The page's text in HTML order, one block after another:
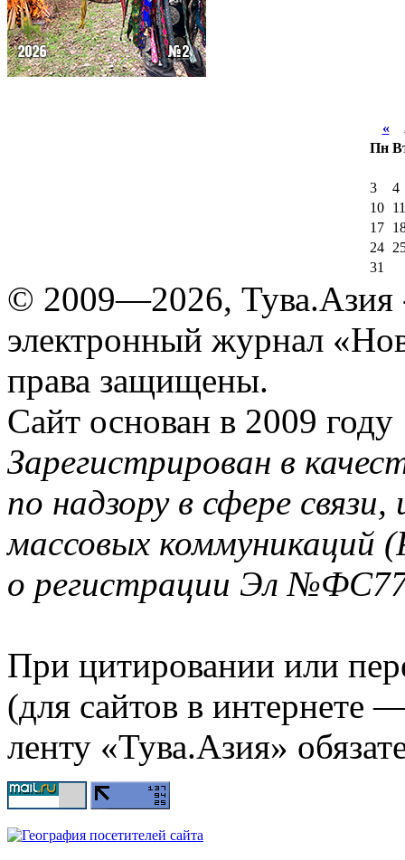
«
Пн
3
4
10
11
17
24
31
© 2009—2026, Тува.Азия
электронный журнал
права защищены.
Сайт основан в 2009 году
Зарегистрирован в
по надзору в сфере
массовых коммуникаций
о регистрации Эл
При цитировании или
(для сайтов в интернете
ленту «Тува.Азия»